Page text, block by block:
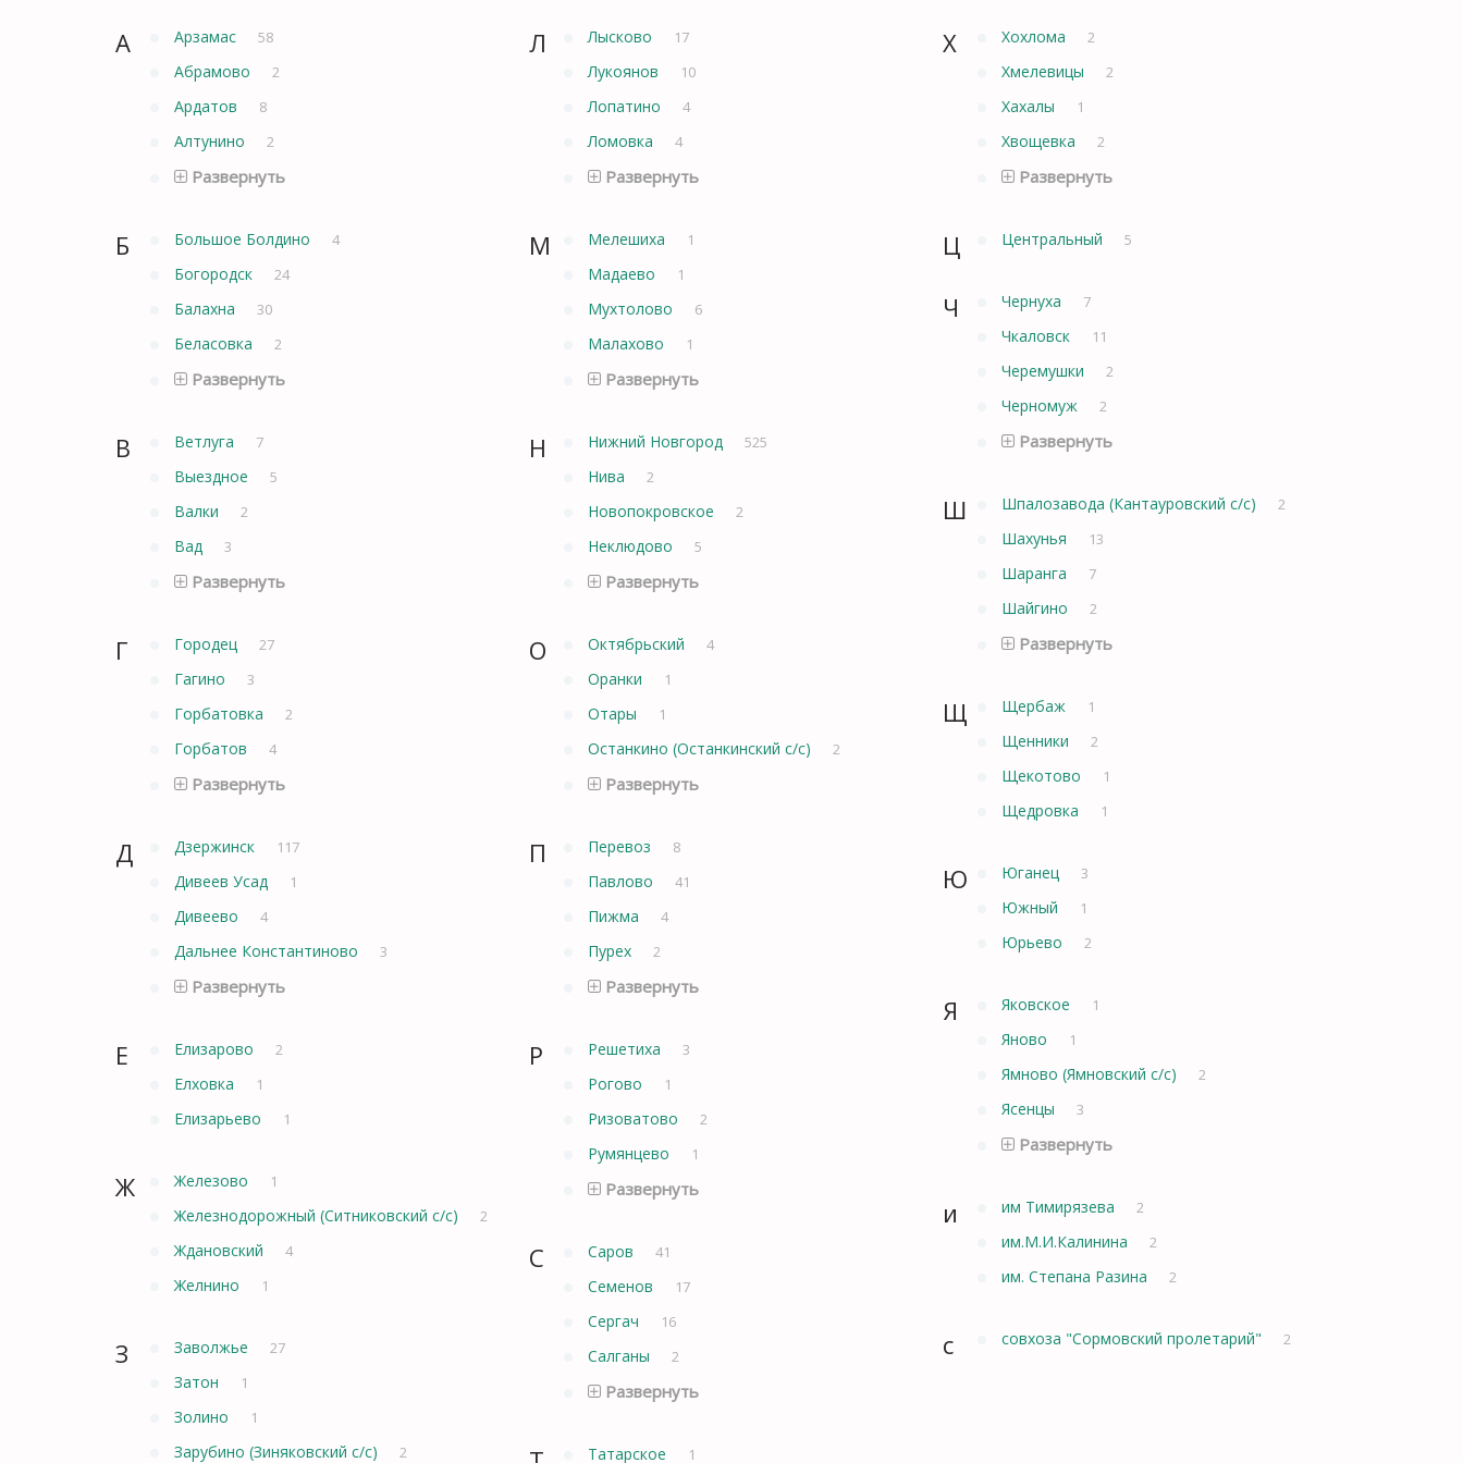
А Арзамас 58
Абрамово 2
Ардатов 8
Алтунино 2
Развернуть
Б Большое Болдино 4
Богородск 24
Балахна 30
Беласовка 2
Развернуть
В Ветлуга 7
Выездное 5
Валки 2
Вад 3
Развернуть
Г Городец 27
Гагино 3
Горбатовка 2
Горбатов 4
Развернуть
Д Дзержинск 117
Дивеев Усад 1
Дивеево 4
Дальнее Константиново 3
Развернуть
Е Елизарово 2
Елховка 1
Елизарьево 1
Ж Железово 1
Железнодорожный (Ситниковский с/с) 2
Ждановский 4
Желнино 1
З Заволжье 27
Затон 1
Золино 1
Зарубино (Зиняковский с/с) 2
Л Лысково 17
Лукоянов 10
Лопатино 4
Ломовка 4
Развернуть
М Мелешиха 1
Мадаево 1
Мухтолово 6
Малахово 1
Развернуть
Н Нижний Новгород 525
Нива 2
Новопокровское 2
Неклюдово 5
Развернуть
О Октябрьский 4
Оранки 1
Отары 1
Останкино (Останкинский с/с) 2
Развернуть
П Перевоз 8
Павлово 41
Пижма 4
Пурех 2
Развернуть
Р Решетиха 3
Рогово 1
Ризоватово 2
Румянцево 1
Развернуть
С Саров 41
Семенов 17
Сергач 16
Салганы 2
Развернуть
Татарское 1
Х Хохлома 2
Хмелевицы 2
Хахалы 1
Хвощевка 2
Развернуть
Ц Центральный 5
Ч Чернуха 7
Чкаловск 11
Черемушки 2
Черномуж 2
Развернуть
Ш Шпалозавода (Кантауровский с/с) 2
Шахунья 13
Шаранга 7
Шайгино 2
Развернуть
Щ Щербаж 1
Щенники 2
Щекотово 1
Щедровка 1
Ю Юганец 3
Южный 1
Юрьево 2
Я Яковское 1
Яново 1
Ямново (Ямновский с/с) 2
Ясенцы 3
Развернуть
и им Тимирязева 2
им.М.И.Калинина 2
им. Степана Разина 2
с совхоза "Сормовский пролетарий" 2